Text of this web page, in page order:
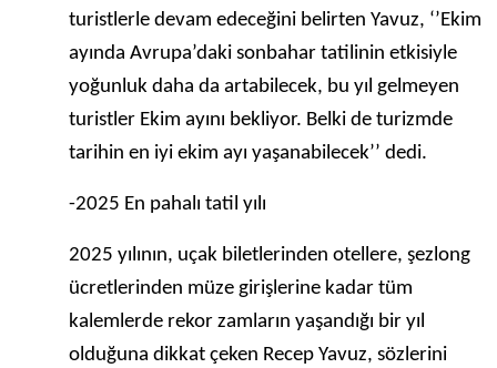
turistlerle devam edeceğini belirten Yavuz, ‘’Ekim
ayında Avrupa’daki sonbahar tatilinin etkisiyle
yoğunluk daha da artabilecek, bu yıl gelmeyen
turistler Ekim ayını bekliyor. Belki de turizmde
tarihin en iyi ekim ayı yaşanabilecek’’ dedi.
-2025 En pahalı tatil yılı
2025 yılının, uçak biletlerinden otellere, şezlong
ücretlerinden müze girişlerine kadar tüm
kalemlerde rekor zamların yaşandığı bir yıl
olduğuna dikkat çeken Recep Yavuz, sözlerini